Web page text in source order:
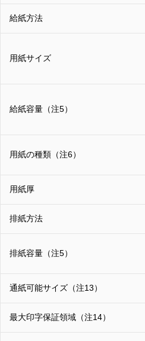
給紙方法
用紙サイズ
給紙容量（注5）
用紙の種類（注6）
用紙厚
排紙方法
排紙容量（注5）
通紙可能サイズ（注13）
最大印字保証領域（注14）